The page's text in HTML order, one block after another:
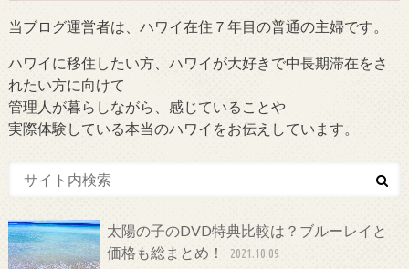
当ブログ運営者は、ハワイ在住７年目の普通の主婦です。
ハワイに移住したい方、ハワイが大好きで中長期滞在をさ
れたい方に向けて
管理人が暮らしながら、感じていることや
実際体験している本当のハワイをお伝えしています。
太陽の子のDVD特典比較は？ブルーレイと
価格も総まとめ！
2021.10.09